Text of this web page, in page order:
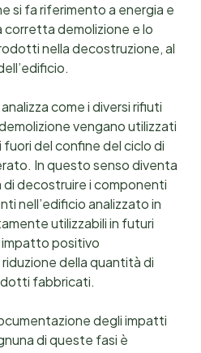
si fa riferimento a energia e
corretta demolizione e lo
nella decostruzione, al
come i diversi rifiuti
vengano utilizzati
del confine del ciclo di
In questo senso diventa
decostruire i componenti
nell’edificio analizzato in
utilizzabili in futuri
positivo
della quantità di
fabbricati.
degli impatti
di queste fasi è